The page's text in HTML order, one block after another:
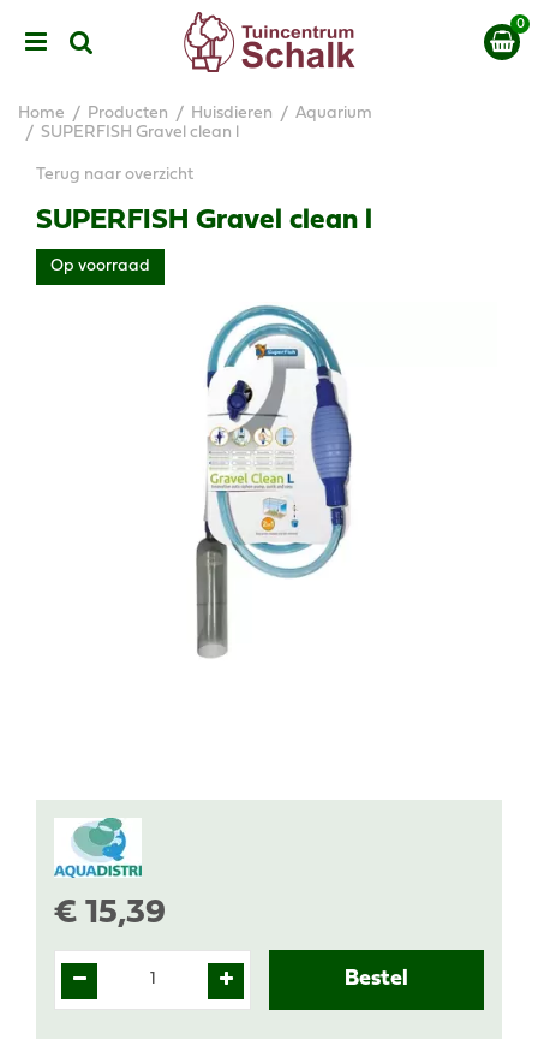
Home Producten Huisdieren
Aquarium
SUPERFISH Gravel clean l
Terug naar overzicht
SUPERFISH Gravel clean l
Op voorraad
€ 15,39